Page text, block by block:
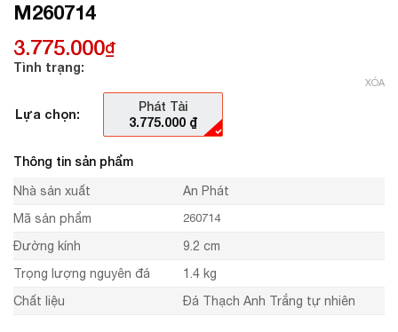
M260714
3.775.000₫
Tình trạng:
Lựa chọn:
Phát Tài
3.775.000 ₫
XÓA
Thông tin sản phẩm
Nhà sản xuất
An Phát
Mã sản phẩm
260714
Đường kính
9.2 cm
Trọng lượng nguyên đá
1.4 kg
Chất liệu
Đá Thạch Anh Trắng tự nhiên